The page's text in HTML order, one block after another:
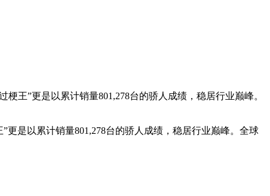
”更是以累计销量801,278台的骄人成绩，稳居行业巅峰。
是以累计销量801,278台的骄人成绩，稳居行业巅峰。全球